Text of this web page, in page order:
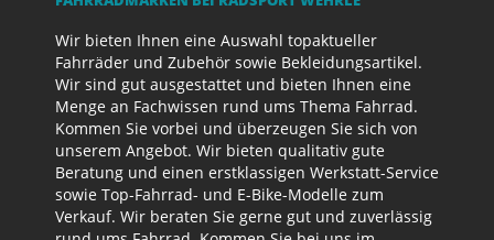
Wir bieten Ihnen eine Auswahl topaktueller
Fahrräder und Zubehör sowie Bekleidungsartikel.
Wir sind gut ausgestattet und bieten Ihnen eine
Menge an Fachwissen rund ums Thema Fahrrad.
Kommen Sie vorbei und überzeugen Sie sich von
unserem Angebot. Wir bieten qualitativ gute
Beratung und einen erstklassigen Werkstatt-Service
sowie Top-Fahrrad- und E-Bike-Modelle zum
Verkauf. Wir beraten Sie gerne gut und zuverlässig